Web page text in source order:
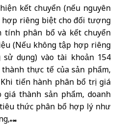
kết chuyển (nếu nguyên
riêng biệt cho đối tượng
phân bổ và kết chuyển
(Nếu không tập hợp riêng
dụng) vào tài khoản 154
thực tế của sản phẩm,
tiến hành phân bổ trị giá
thành sản phẩm, doanh
thức phân bổ hợp lý như